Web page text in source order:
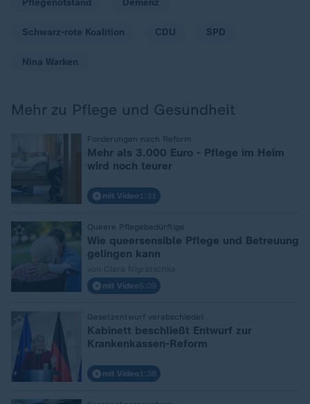
Pflegenotstand Demenz
Schwarz-rote Koalition CDU SPD
Nina Warken
Mehr zu Pflege und Gesundheit
Forderungen nach Reform
Mehr als 3.000 Euro - Pflege im Heim
wird noch teurer
mit Video 1:31
Queere Pflegebedürftige
Wie queersensible Pflege und Betreuung
gelingen kann
mit Video5:09
Gesetzentwurf verabschiedet
Kabinett beschließt Entwurf zur
Krankenkassen-Reform
mit Video 1:38